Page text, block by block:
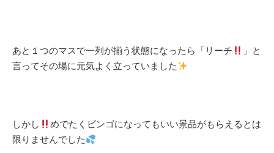
あと１つのマスで一列が揃う状態になったら「リーチ
」と
言ってその場に元気よく立っていました
しかし
めでたくビンゴになってもいい景品がもらえるとは
限りませんでした